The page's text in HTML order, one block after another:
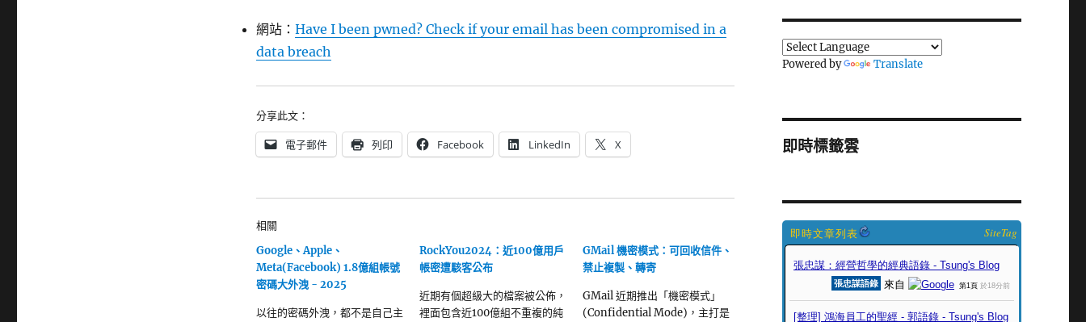
網站： Have I been pwned? Check if your email has been compromised in a
data breach
分享此文：
電子郵件 列印 Facebook LinkedIn X
相關
Google、Apple、
Meta(Facebook) 1.8億組帳號
密碼大外洩 - 2025
以往的密碼外洩，都不是自己主
RockYou2024：近100億用戶
帳密遭駭客公布
近期有個超級大的檔案被公佈，
裡面包含近100億組不重複的純
GMail 機密模式：可回收信件、
禁止複製、轉寄
GMail 近期推出「機密模式」
(Confidential Mode)，主打是
Powered by Translate
即時標籤雲
SiteTag